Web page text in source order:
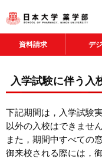
資料請求 デ
入学試験に伴う入
下記期間は，入学試験
以外の入校はできません
また，期間中すべての
御来校される際には，